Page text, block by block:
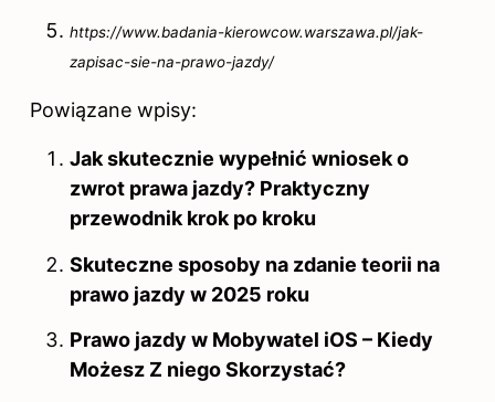
https://www.badania-kierowcow.warszawa.pl/jak-
zapisac-sie-na-prawo-jazdy/
Powiązane wpisy:
Jak skutecznie wypełnić wniosek o
zwrot prawa jazdy? Praktyczny
przewodnik krok po kroku
Skuteczne sposoby na zdanie teorii na
prawo jazdy w 2025 roku
Prawo jazdy w Mobywatel iOS – Kiedy
Możesz Z niego Skorzystać?